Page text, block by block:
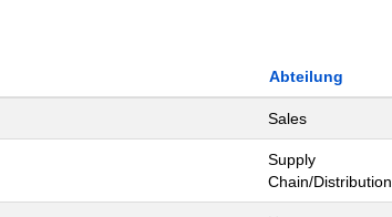
Abteilung
Sales
Supply
Chain/Distribution